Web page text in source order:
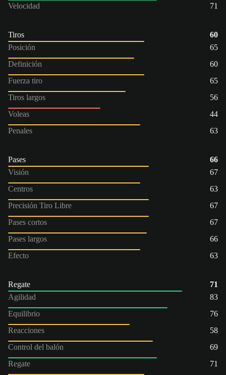
Velocidad
71
Tiros
60
Posición
65
Definición
60
Fuerza tiro
65
Tiros largos
56
Voleas
44
Penales
63
Pases
66
Visión
67
Centros
63
Precisión Tiro Libre
67
Pases cortos
67
Pases largos
66
Efecto
63
Regate
71
Agilidad
83
Equilibrio
76
Reacciones
58
Control del balón
69
Regate
71